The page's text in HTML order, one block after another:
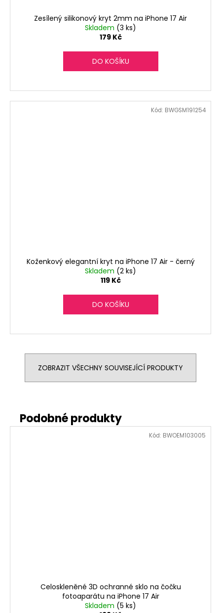
Zesílený silikonový kryt 2mm na iPhone 17 Air
Skladem (3 ks)
179 Kč
DO KOŠÍKU
Koženkový elegantní kryt na iPhone 17 Air - černý
Skladem (2 ks)
119 Kč
DO KOŠÍKU
Kód: BWGSM191254
ZOBRAZIT VŠECHNY SOUVISEJÍCÍ PRODUKTY
Celoskleněné 3D ochranné sklo na čočku
fotoaparátu na iPhone 17 Air
Skladem (5 ks)
Kód: BWOEM103005